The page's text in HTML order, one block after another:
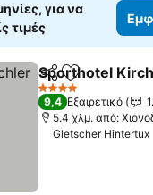
για να
τιμές
Κοινοποίηση
Προσθήκη
Sporthotel
4 Αστέρια
9,4 Εξαιρετικό
5.4 χλμ. από:
Gletscher Hintertux